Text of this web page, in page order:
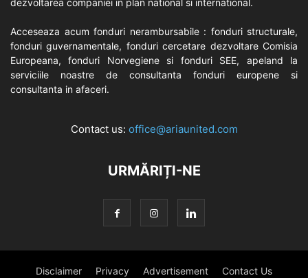
dezvoltarea companiei in plan national si international.
Acceseaza acum fonduri nerambursabile : fonduri structurale,
fonduri guvernamentale, fonduri cercetare dezvoltare Comisia
Europeana, fonduri Norvegiene si fonduri SEE, apeland la
serviciile noastre de consultanta fonduri europene si
consultanta in afaceri.
Contact us: office@ariaunited.com
URMĂRIȚI-NE
Disclaimer Privacy Advertisement Contact Us